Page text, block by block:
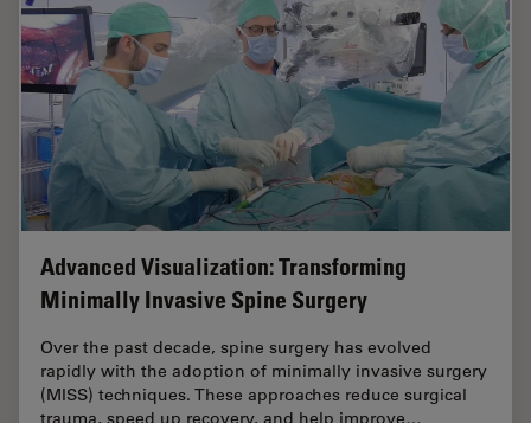
Advanced Visualization: Transforming
Minimally Invasive Spine Surgery
Over the past decade, spine surgery has evolved
rapidly with the adoption of minimally invasive surgery
(MISS) techniques. These approaches reduce surgical
trauma, speed up recovery, and help improve…